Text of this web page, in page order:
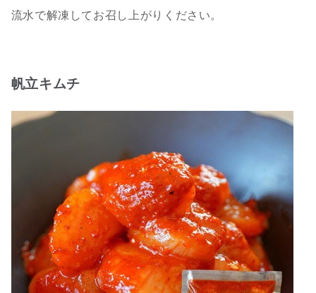
流水で解凍してお召し上がりください。
帆立キムチ